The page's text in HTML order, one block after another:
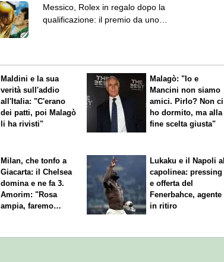
Messico, Rolex in regalo dopo la
qualificazione: il premio da uno
Maldini e la sua
verità sull'addio
all'Italia: "C'erano
dei patti, poi Malagò
li ha rivisti"
Malagò: "Io e
Mancini non siamo
amici. Pirlo? Non ci
ho dormito, ma alla
fine scelta giusta"
Milan, che tonfo a
Giacarta: il Chelsea
domina e ne fa 3.
Amorim: "Rosa
ampia, faremo
Lukaku e il Napoli al
capolinea: pressing
e offerta del
Fenerbahce, agente
in ritiro